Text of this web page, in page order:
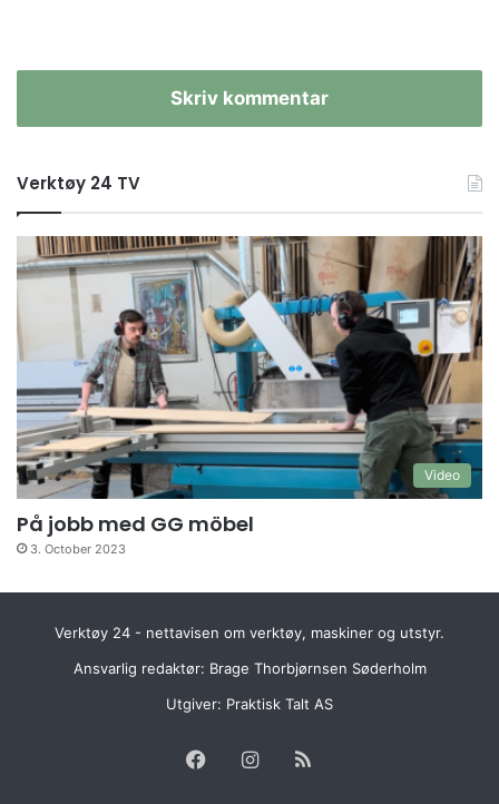
Skriv kommentar
Verktøy 24 TV
Video
På jobb med GG möbel
3. October 2023
Verktøy 24 - nettavisen om verktøy, maskiner og utstyr.
Ansvarlig redaktør: Brage Thorbjørnsen Søderholm
Utgiver: Praktisk Talt AS
FacebookInstagram
RSS